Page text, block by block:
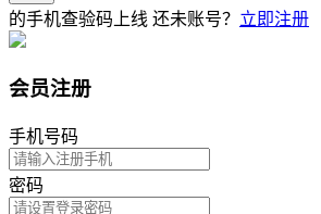
的手机查验码上线 还未账号？ 立即注册
会员注册
手机号码
密码